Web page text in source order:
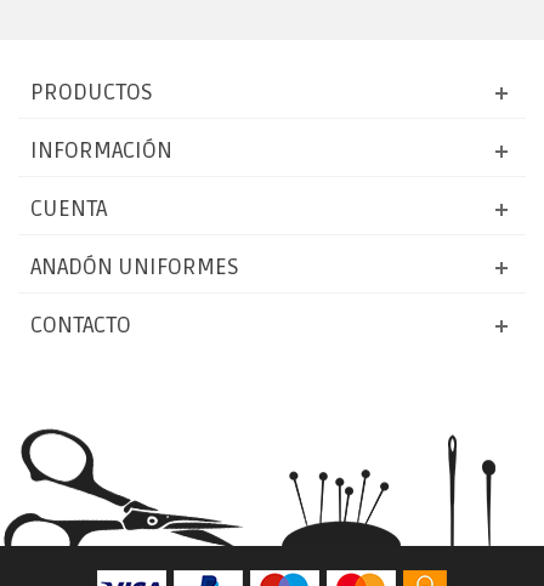
PRODUCTOS
INFORMACIÓN
CUENTA
ANADÓN UNIFORMES
CONTACTO